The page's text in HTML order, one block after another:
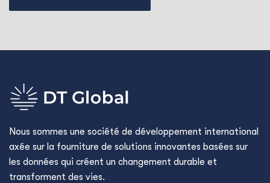
Nous sommes une société de développement international
axée sur la fourniture de solutions innovantes basées sur
les données qui créent un changement durable et
transforment des vies.